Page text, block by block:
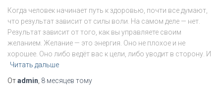
Когда человек начинает путь к здоровью, почти все думают,
что результат зависит от силы воли. На самом деле — нет.
Результат зависит от того, как вы управляете своим
желанием. Желание — это энергия. Оно не плохое и не
хорошее. Оно либо ведёт вас к цели, либо уводит в сторону. И
Читать дальше
Отadmin 8 месяцев тому